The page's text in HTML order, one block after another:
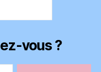
vous ?